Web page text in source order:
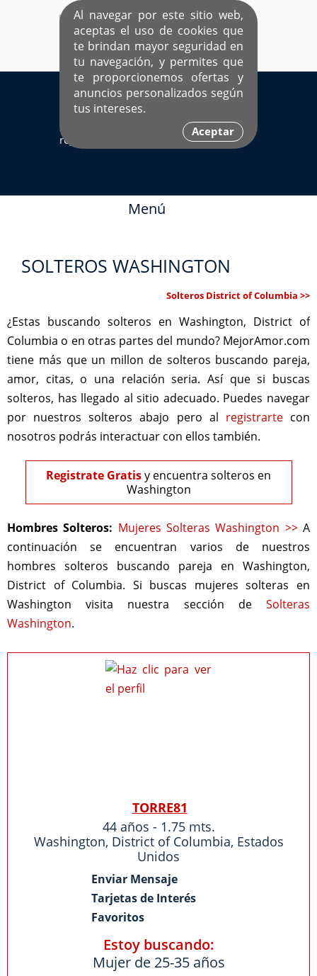
Al navegar por este sitio web,
aceptas el uso de cookies que
te brindan mayor seguridad en
tu navegación, y permites que
te proporcionemos ofertas y
anuncios personalizados según
tus intereses.
Aceptar
EL ÚNICO SITIO DEDICADO A SOLTEROS
HISPANOS COMO TÚ
Ingresa aquí
Sí ya estás
registrado
Menú
SOLTEROS WASHINGTON
Solteros District of Columbia >>
¿Estas buscando solteros en Washington, District of
Columbia o en otras partes del mundo? MejorAmor.com
tiene más que un millon de solteros buscando pareja,
amor, citas, o una relación seria. Así que si buscas
solteros, has llegado al sitio adecuado. Puedes navegar
por nuestros solteros abajo pero al registrartecon
nosotros podrás interactuar con ellos también.
Registrate Gratisy encuentra solteros en
Washington
Hombres Solteros: Mujeres Solteras Washington >>A
continuación se encuentran varios de nuestros
hombres solteros buscando pareja en Washington,
District of Columbia. Si buscas mujeres solteras en
Washington visita nuestra sección de Solteras
Washington.
TORRE81
44 años - 1.75 mts.
Washington, District of Columbia, Estados
Unidos
Enviar Mensaje
Tarjetas de Interés
Favoritos
Estoy buscando:
Mujer de 25-35 años